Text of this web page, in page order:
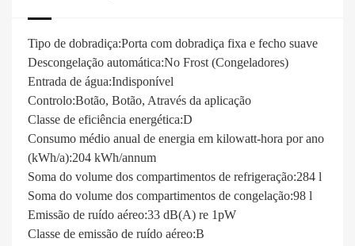
Tipo de dobradiça:Porta com dobradiça fixa e fecho suave
Descongelação automática:No Frost (Congeladores)
Entrada de água:Indisponível
Controlo:Botão, Botão, Através da aplicação
Classe de eficiência energética:D
Consumo médio anual de energia em kilowatt-hora por ano
(kWh/a):204 kWh/annum
Soma do volume dos compartimentos de refrigeração:284 l
Soma do volume dos compartimentos de congelação:98 l
Emissão de ruído aéreo:33 dB(A) re 1pW
Classe de emissão de ruído aéreo:B